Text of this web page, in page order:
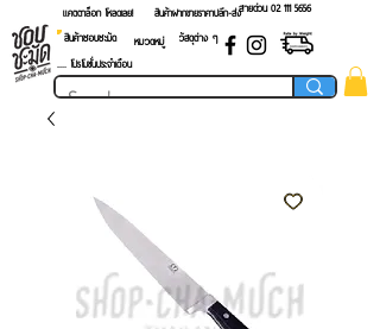
แคตตาล็อก โหลดเลย! สายด่วน 02 ​111 5656
สินค้าฝากขายราคาปลีก-ส่ง
สินค้าชอบชะมัด
หมวดหมู่
วัสดุต่าง ๆ
.... โปรโมชั่นประจำเดือน